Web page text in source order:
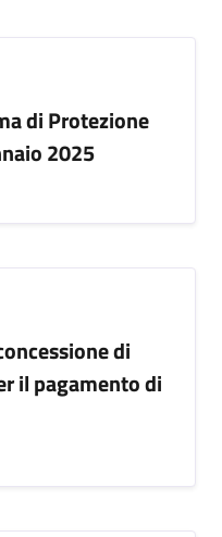
di Protezione
2025
di
il pagamento di